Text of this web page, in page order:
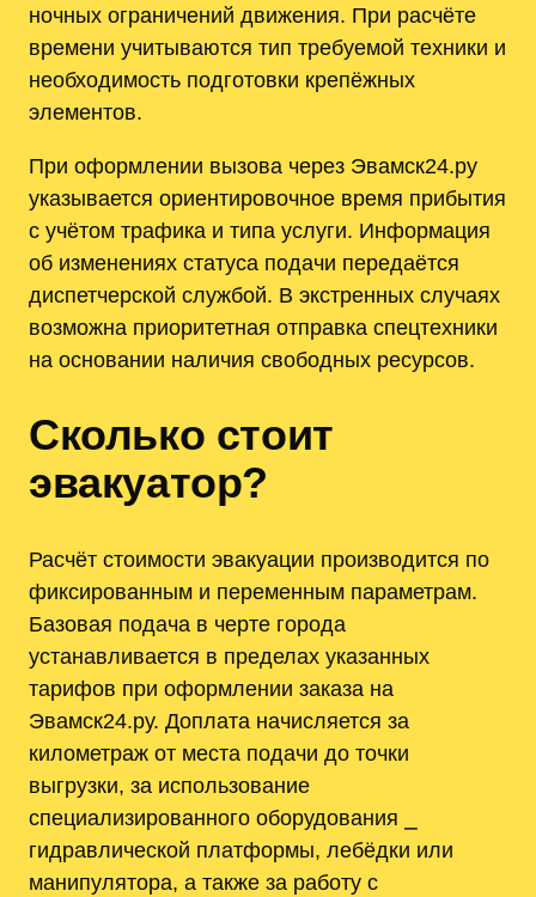
ночных ограничений движения. При расчёте
времени учитываются тип требуемой техники и
необходимость подготовки крепёжных
элементов.
При оформлении вызова через Эвамск24.ру
указывается ориентировочное время прибытия
с учётом трафика и типа услуги. Информация
об изменениях статуса подачи передаётся
диспетчерской службой. В экстренных случаях
возможна приоритетная отправка спецтехники
на основании наличия свободных ресурсов.
Сколько стоит
эвакуатор?
Расчёт стоимости эвакуации производится по
фиксированным и переменным параметрам.
Базовая подача в черте города
устанавливается в пределах указанных
тарифов при оформлении заказа на
Эвамск24.ру. Доплата начисляется за
километраж от места подачи до точки
выгрузки, за использование
специализированного оборудования ⎯
гидравлической платформы, лебёдки или
манипулятора, а также за работу с